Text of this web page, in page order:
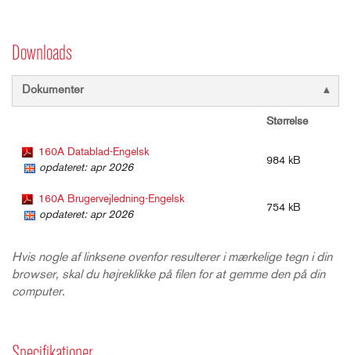
Downloads
Dokumenter
Størrelse
160A Datablad-Engelsk
opdateret: apr 2026
984 kB
160A Brugervejledning-Engelsk
opdateret: apr 2026
754 kB
Hvis nogle af linksene ovenfor resulterer i mærkelige tegn i din
browser, skal du højreklikke på filen for at gemme den på din
computer.